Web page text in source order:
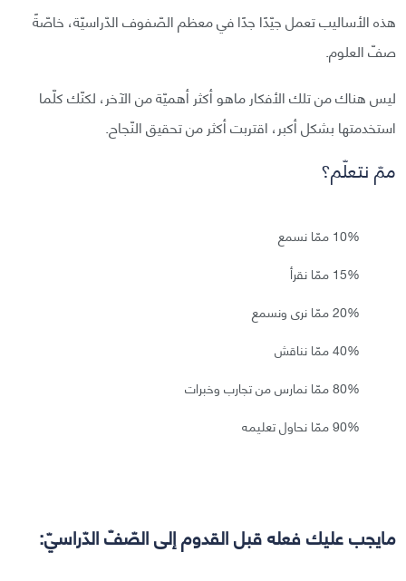
هذه الأساليب تعمل جيّدًا جدًا في معظم الصّفوف الدّراسيّة، خاصّةً
صفّ العلوم.
ليس هناك من تلك الأفكار ماهو أكثر أهميّة من الآخر، لكنّك كلّما
استخدمتها بشكل أكبر، اقتربت أكثر من تحقيق النّجاح.
ممّ نتعلّم؟
10% ممّا نسمع
15% ممّا نقرأ
20% ممّا نرى ونسمع
40% ممّا نناقش
80% ممّا نمارس من تجارب وخبرات
90% ممّا نحاول تعليمه
مايجب عليك فعله قبل القدوم إلى الصّفّ الدّراسيّ: